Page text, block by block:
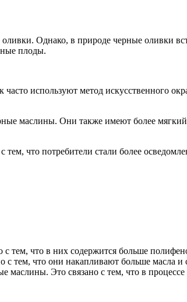
Однако, в природе черные оливки
плоды.
используют метод искусственного
маслины. Они также имеют более
что потребители стали более
тем, что в них содержится больше
тем, что они накапливают больше масла и
Это связано с тем, что в